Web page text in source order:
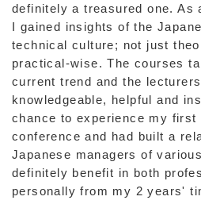
definitely a treasured one. As
I gained insights of the
technical culture; not just
practical-wise. The courses
current trend and the
knowledgeable, helpful and
chance to experience my first
conference and had built a
Japanese managers of
definitely benefit in both
personally from my 2 years'